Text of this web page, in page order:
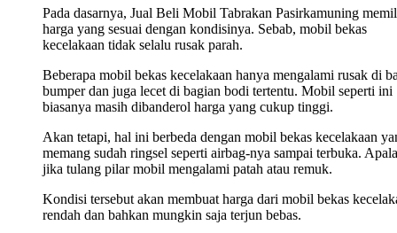
Pada dasarnya, Jual Beli Mobil Tabrakan Pasirkamuning
harga yang sesuai dengan kondisinya. Sebab, mobil bekas
kecelakaan tidak selalu rusak parah.
Beberapa mobil bekas kecelakaan hanya mengalami rusak di
bumper dan juga lecet di bagian bodi tertentu. Mobil seperti ini
biasanya masih dibanderol harga yang cukup tinggi.
Akan tetapi, hal ini berbeda dengan mobil bekas kecelakaan
memang sudah ringsel seperti airbag-nya sampai terbuka.
jika tulang pilar mobil mengalami patah atau remuk.
Kondisi tersebut akan membuat harga dari mobil bekas
rendah dan bahkan mungkin saja terjun bebas.